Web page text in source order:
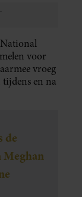
National
voor
vroeg
en na
de